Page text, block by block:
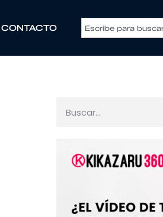
CONTACTO